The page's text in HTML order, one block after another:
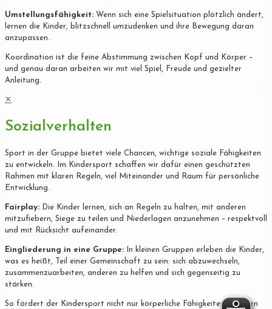
Umstellungsfähigkeit: Wenn sich eine Spielsituation plötzlich ändert,
lernen die Kinder, blitzschnell umzudenken und ihre Bewegung daran
anzupassen.
Koordination ist die feine Abstimmung zwischen Kopf und Körper –
und genau daran arbeiten wir mit viel Spiel, Freude und gezielter
Anleitung.
✕
Sozialverhalten
Sport in der Gruppe bietet viele Chancen, wichtige soziale Fähigkeiten
zu entwickeln. Im Kindersport schaffen wir dafür einen geschützten
Rahmen mit klaren Regeln, viel Miteinander und Raum für persönliche
Entwicklung.
Fairplay: Die Kinder lernen, sich an Regeln zu halten, mit anderen
mitzufiebern, Siege zu teilen und Niederlagen anzunehmen – respektvoll
und mit Rücksicht aufeinander.
Eingliederung in eine Gruppe: In kleinen Gruppen erleben die Kinder,
was es heißt, Teil einer Gemeinschaft zu sein: sich abzuwechseln,
zusammenzuarbeiten, anderen zu helfen und sich gegenseitig zu
stärken.
So fördert der Kindersport nicht nur körperliche Fähigkeiten, sondern